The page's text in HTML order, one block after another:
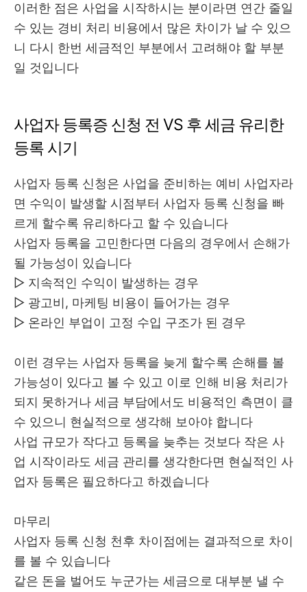
이러한 점은 사업을 시작하시는 분이라면 연간 줄일
수 있는 경비 처리 비용에서 많은 차이가 날 수 있으
니 다시 한번 세금적인 부분에서 고려해야 할 부분
일 것입니다
사업자 등록증 신청 전 VS 후 세금 유리한
등록 시기
사업자 등록 신청은 사업을 준비하는 예비 사업자라
면 수익이 발생할 시점부터 사업자 등록 신청을 빠
르게 할수록 유리하다고 할 수 있습니다
사업자 등록을 고민한다면 다음의 경우에서 손해가
될 가능성이 있습니다
▷ 지속적인 수익이 발생하는 경우
▷ 광고비, 마케팅 비용이 들어가는 경우
▷ 온라인 부업이 고정 수입 구조가 된 경우
이런 경우는 사업자 등록을 늦게 할수록 손해를 볼
가능성이 있다고 볼 수 있고 이로 인해 비용 처리가
되지 못하거나 세금 부담에서도 비용적인 측면이 클
수 있으니 현실적으로 생각해 보아야 합니다
사업 규모가 작다고 등록을 늦추는 것보다 작은 사
업 시작이라도 세금 관리를 생각한다면 현실적인 사
업자 등록은 필요하다고 하겠습니다
마무리
사업자 등록 신청 천후 차이점에는 결과적으로 차이
를 볼 수 있습니다
같은 돈을 벌어도 누군가는 세금으로 대부분 낼 수